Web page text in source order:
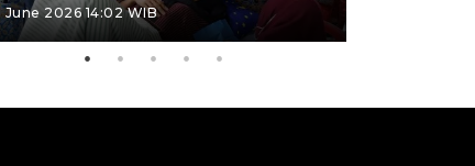
June 2026 14:02 WIB